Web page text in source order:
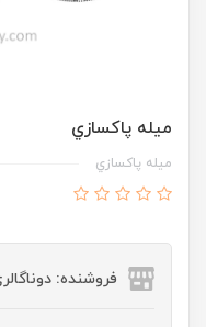
ميله پاکسازي
ميله پاکسازي
فروشنده: